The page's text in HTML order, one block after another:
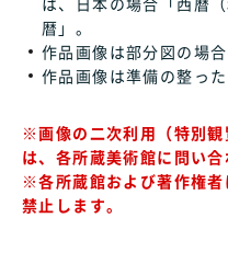
暦」。
作品画像は部分図の場合
作品画像は準備の整っ
※画像の二次利用（特別
は、各所蔵美術館に問い合
※各所蔵館および著作権
禁止します。